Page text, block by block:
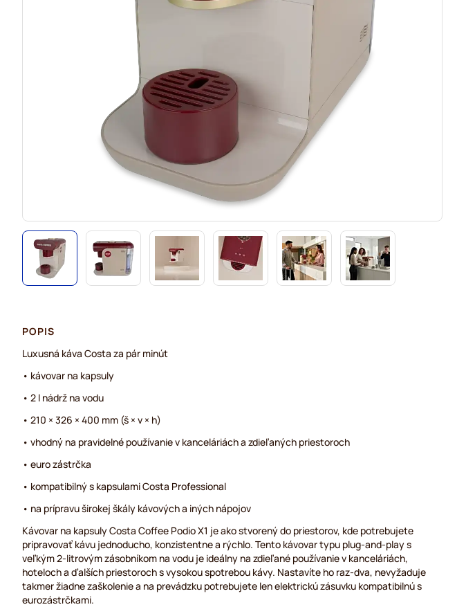
POPIS
Luxusná káva Costa za pár minút
• kávovar na kapsuly
• 2 l nádrž na vodu
• 210 × 326 × 400 mm (š × v × h)
• vhodný na pravidelné používanie v kanceláriách a zdieľaných priestoroch
• euro zástrčka
• kompatibilný s kapsulami Costa Professional
• na prípravu širokej škály kávových a iných nápojov
Kávovar na kapsuly Costa Coffee Podio X1 je ako stvorený do priestorov, kde potrebujete
pripravovať kávu jednoducho, konzistentne a rýchlo. Tento kávovar typu plug-and-play s
veľkým 2-litrovým zásobníkom na vodu je ideálny na zdieľané používanie v kanceláriách,
hoteloch a ďalších priestoroch s vysokou spotrebou kávy. Nastavíte ho raz-dva, nevyžaduje
takmer žiadne zaškolenie a na prevádzku potrebujete len elektrickú zásuvku kompatibilnú s
eurozástrčkami.